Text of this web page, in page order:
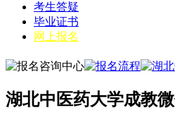
考生答疑
毕业证书
网上报名
湖北中医药大学成教